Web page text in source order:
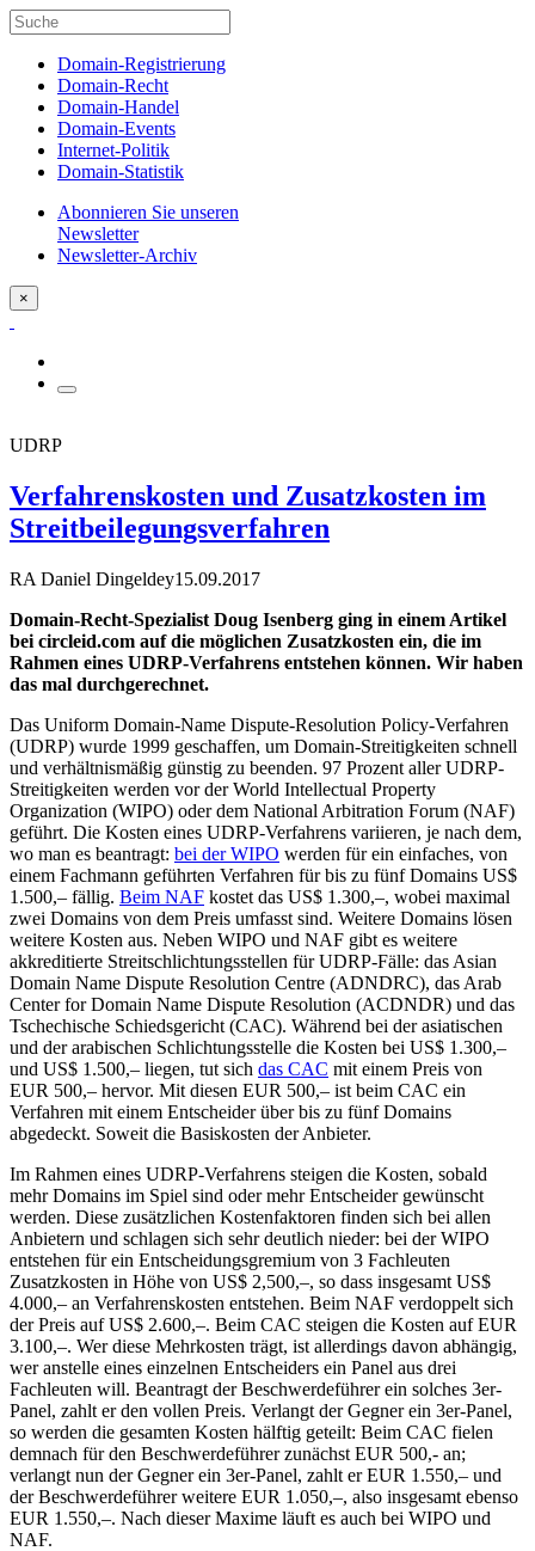
Domain-Registrierung
Domain-Recht
Domain-Handel
Domain-Events
Internet-Politik
Domain-Statistik
Abonnieren Sie unseren
Newsletter
Newsletter-Archiv
×
UDRP
Verfahrenskosten und Zusatzkosten im
Streitbeilegungsverfahren
RA Daniel Dingeldey15.09.2017
Domain-Recht-Spezialist Doug Isenberg ging in einem Artikel
bei circleid.com auf die möglichen Zusatzkosten ein, die im
Rahmen eines UDRP-Verfahrens entstehen können. Wir haben
das mal durchgerechnet.
Das Uniform Domain-Name Dispute-Resolution Policy-Verfahren
(UDRP) wurde 1999 geschaffen, um Domain-Streitigkeiten schnell
und verhältnismäßig günstig zu beenden. 97 Prozent aller UDRP-
Streitigkeiten werden vor der World Intellectual Property
Organization (WIPO) oder dem National Arbitration Forum (NAF)
geführt. Die Kosten eines UDRP-Verfahrens variieren, je nach dem,
wo man es beantragt: bei der WIPO werden für ein einfaches, von
einem Fachmann geführten Verfahren für bis zu fünf Domains US$
1.500,– fällig. Beim NAF kostet das US$ 1.300,–, wobei maximal
zwei Domains von dem Preis umfasst sind. Weitere Domains lösen
weitere Kosten aus. Neben WIPO und NAF gibt es weitere
akkreditierte Streitschlichtungsstellen für UDRP-Fälle: das Asian
Domain Name Dispute Resolution Centre (ADNDRC), das Arab
Center for Domain Name Dispute Resolution (ACDNDR) und das
Tschechische Schiedsgericht (CAC). Während bei der asiatischen
und der arabischen Schlichtungsstelle die Kosten bei US$ 1.300,–
und US$ 1.500,– liegen, tut sich das CAC mit einem Preis von
EUR 500,– hervor. Mit diesen EUR 500,– ist beim CAC ein
Verfahren mit einem Entscheider über bis zu fünf Domains
abgedeckt. Soweit die Basiskosten der Anbieter.
Im Rahmen eines UDRP-Verfahrens steigen die Kosten, sobald
mehr Domains im Spiel sind oder mehr Entscheider gewünscht
werden. Diese zusätzlichen Kostenfaktoren finden sich bei allen
Anbietern und schlagen sich sehr deutlich nieder: bei der WIPO
entstehen für ein Entscheidungsgremium von 3 Fachleuten
Zusatzkosten in Höhe von US$ 2,500,–, so dass insgesamt US$
4.000,– an Verfahrenskosten entstehen. Beim NAF verdoppelt sich
der Preis auf US$ 2.600,–. Beim CAC steigen die Kosten auf EUR
3.100,–. Wer diese Mehrkosten trägt, ist allerdings davon abhängig,
wer anstelle eines einzelnen Entscheiders ein Panel aus drei
Fachleuten will. Beantragt der Beschwerdeführer ein solches 3er-
Panel, zahlt er den vollen Preis. Verlangt der Gegner ein 3er-Panel,
so werden die gesamten Kosten hälftig geteilt: Beim CAC fielen
demnach für den Beschwerdeführer zunächst EUR 500,- an;
verlangt nun der Gegner ein 3er-Panel, zahlt er EUR 1.550,– und
der Beschwerdeführer weitere EUR 1.050,–, also insgesamt ebenso
EUR 1.550,–. Nach dieser Maxime läuft es auch bei WIPO und
NAF.